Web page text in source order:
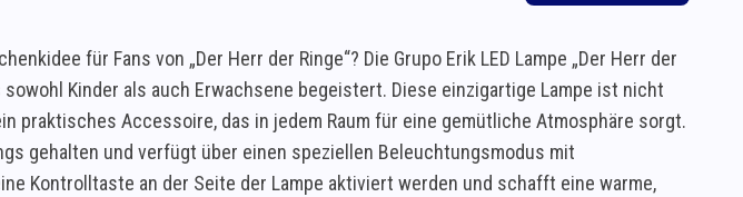
für Fans von „Der Herr der Ringe“? Die Grupo Erik LED Lampe „Der Herr der
Kinder als auch Erwachsene begeistert. Diese einzigartige Lampe ist nicht
praktisches Accessoire, das in jedem Raum für eine gemütliche Atmosphäre sorgt.
gehalten und verfügt über einen speziellen Beleuchtungsmodus mit
Kontrolltaste an der Seite der Lampe aktiviert werden und schafft eine warme,